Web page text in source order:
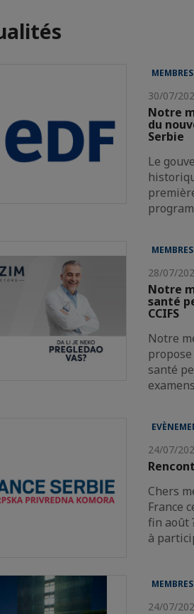
MEMBRES
30/07/
Notre
du
Serbie
Le
MEMBRES
28/07/
Notre
santé
CCIFS
Notre
santé
24/07/
Chers
France
fin août
à
MEMBRES
24/07/